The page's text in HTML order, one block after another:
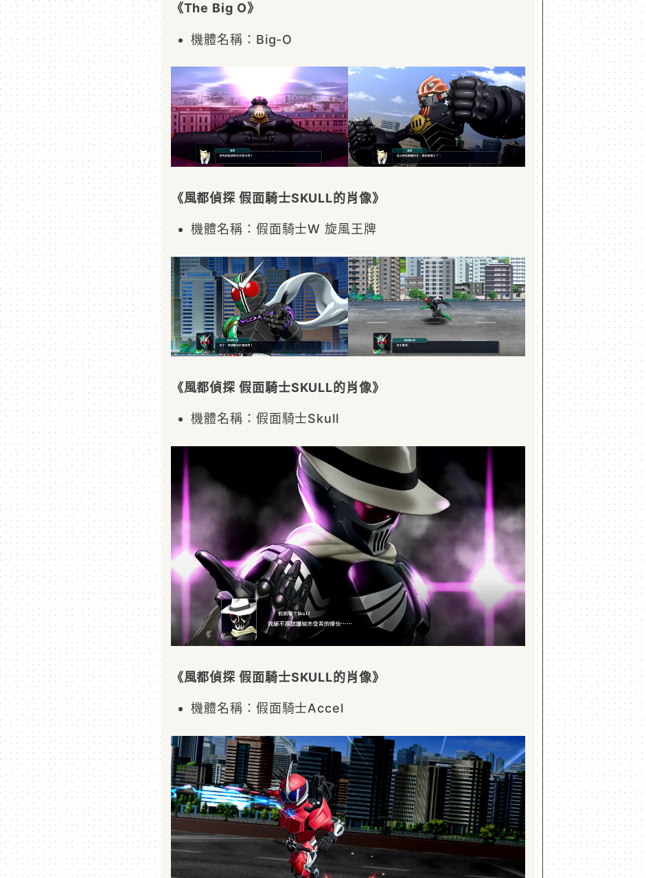
《The Big O》
機體名稱：Big-O
《風都偵探 假面騎士SKULL的肖像》
機體名稱：假面騎士W 旋風王牌
《風都偵探 假面騎士SKULL的肖像》
機體名稱：假面騎士Skull
《風都偵探 假面騎士SKULL的肖像》
機體名稱：假面騎士Accel